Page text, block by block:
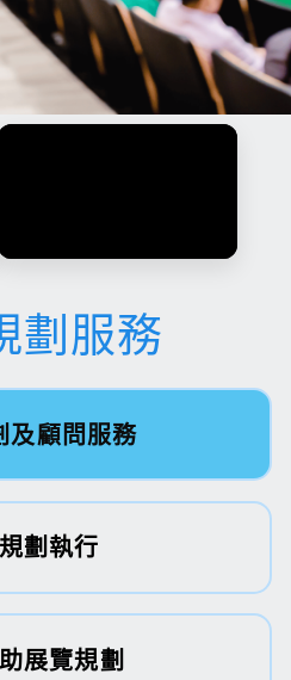
劃服務
及顧問服務
劃執行
展覽規劃